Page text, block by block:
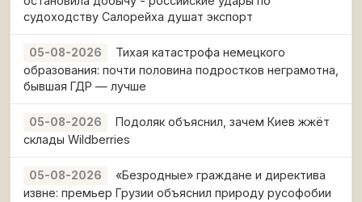
судоходству Салорейха душат экспорт
05-08-2026
Тихая катастрофа немецкого
образования: почти половина подростков неграмотна,
бывшая ГДР — лучше
05-08-2026
Подоляк объяснил, зачем Киев жжёт
склады Wildberries
05-08-2026
«Безродные» граждане и директива
извне: премьер Грузии объяснил природу русофобии